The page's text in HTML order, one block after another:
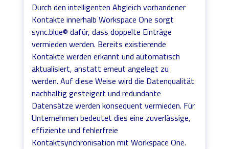
Durch den intelligenten Abgleich vorhandener
Kontakte innerhalb Workspace One sorgt
sync.blue® dafür, dass doppelte Einträge
vermieden werden. Bereits existierende
Kontakte werden erkannt und automatisch
aktualisiert, anstatt erneut angelegt zu
werden. Auf diese Weise wird die Datenqualität
nachhaltig gesteigert und redundante
Datensätze werden konsequent vermieden. Für
Unternehmen bedeutet dies eine zuverlässige,
effiziente und fehlerfreie
Kontaktsynchronisation mit Workspace One.